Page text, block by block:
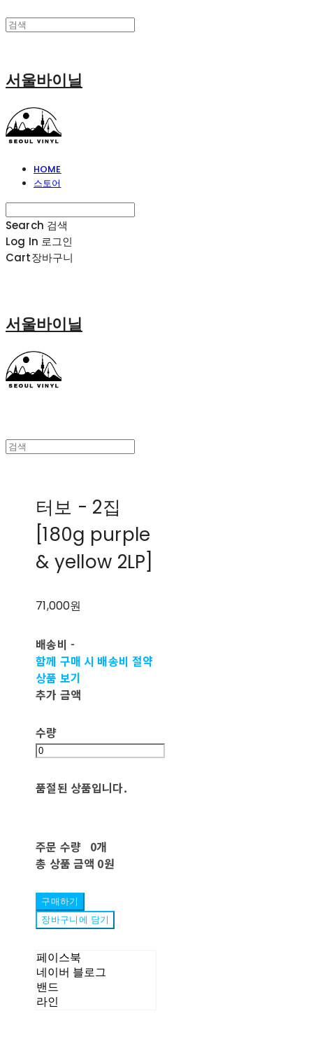
서울바이닐
HOME
스토어
Search 검색
Log In 로그인
Cart장바구니
서울바이닐
터보 - 2집
[180g purple
& yellow 2LP]
71,000원
배송비 -
함께 구매 시 배송비 절약
상품 보기
추가 금액
수량
품절된 상품입니다.
주문 수량 0개
총 상품 금액 0원
구매하기
장바구니에 담기
페이스북
네이버 블로그
밴드
라인